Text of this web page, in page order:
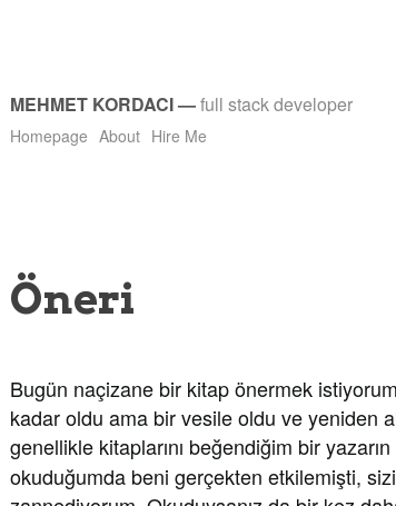
MEHMET KORDACI—full stack developer
Homepage About Hire Me
Öneri
Bugün naçizane bir kitap önermek
kadar oldu ama bir vesile oldu ve yeniden
genellikle kitaplarını beğendiğim bir yazarın
okuduğumda beni gerçekten etkilemişti,